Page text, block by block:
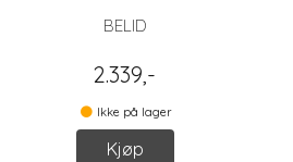
BELID
2.339,-
Ikke på lager
Kjøp